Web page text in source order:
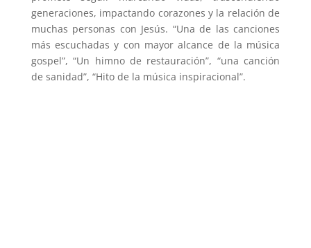
generaciones, impactando corazones y la relación de
muchas personas con Jesús. “Una de las canciones
más escuchadas y con mayor alcance de la música
gospel”, “Un himno de restauración”, “una canción
de sanidad”, “Hito de la música inspiracional”.